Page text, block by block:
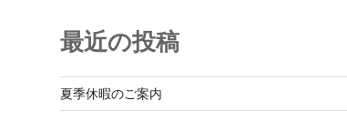
最近の投稿
夏季休暇のご案内